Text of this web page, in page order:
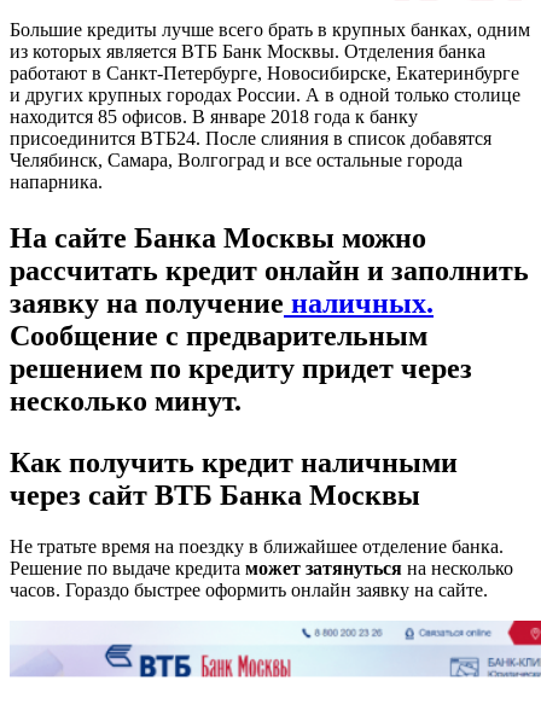
Большие кредиты лучше всего брать в крупных банках, одним
из которых является ВТБ Банк Москвы. Отделения банка
работают в Санкт-Петербурге, Новосибирске, Екатеринбурге
и других крупных городах России. А в одной только столице
находится 85 офисов. В январе 2018 года к банку
присоединится ВТБ24. После слияния в список добавятся
Челябинск, Самара, Волгоград и все остальные города
напарника.
На сайте Банка Москвы можно
рассчитать кредит онлайн и заполнить
заявку на получение наличных.
Сообщение с предварительным
решением по кредиту придет через
несколько минут.
Как получить кредит наличными
через сайт ВТБ Банка Москвы
Не тратьте время на поездку в ближайшее отделение банка.
Решение по выдаче кредита может затянуться на несколько
часов. Гораздо быстрее оформить онлайн заявку на сайте.